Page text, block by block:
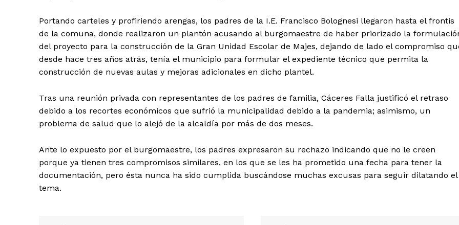
Diario los Andes
Portando carteles y profiriendo arengas, los padres de la I.E. Francisco Bolognesi llegaron hasta el frontis
de la comuna, donde realizaron un plantón acusando al burgomaestre de haber priorizado la
del proyecto para la construcción de la Gran Unidad Escolar de Majes, dejando de lado el compromiso
desde hace tres años atrás, tenía el municipio para formular el expediente técnico que permita la
construcción de nuevas aulas y mejoras adicionales en dicho plantel.
Tras una reunión privada con representantes de los padres de familia, Cáceres Falla justificó el retraso
debido a los recortes económicos que sufrió la municipalidad debido a la pandemia; asimismo, un
problema de salud que lo alejó de la alcaldía por más de dos meses.
Ante lo expuesto por el burgomaestre, los padres expresaron su rechazo indicando que no le creen
porque ya tienen tres compromisos similares, en los que se les ha prometido una fecha para tener la
documentación, pero ésta nunca ha sido cumplida buscándose muchas excusas para seguir dilatando el
tema.